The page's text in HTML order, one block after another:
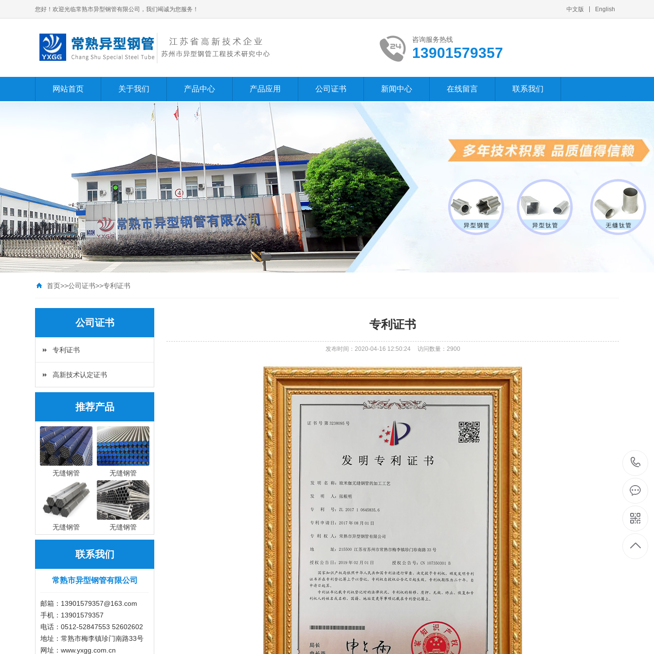
您好！欢迎光临常熟市异型钢管有限公司，我们竭诚为您服务！ 中文版 English
咨询服务热线
13901579357
网站首页 关于我们 产品中心 产品应用 公司证书 新闻中心 在线留言 联系我们
首页>>公司证书>>专利证书
公司证书
专利证书
高新技术认定证书
推荐产品
无缝钢管 无缝钢管
无缝钢管 无缝钢管
联系我们
常熟市异型钢管有限公司
邮箱：13901579357@163.com
手机：13901579357
电话：0512-52847553 52602602
地址：常熟市梅李镇珍门南路33号
网址：www.yxgg.com.cn
专利证书
发布时间：2020-04-16 12:50:24 访问数量：2900